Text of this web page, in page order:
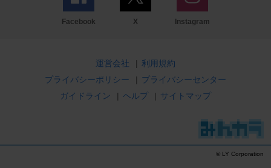
Facebook X Instagram
運営会社 | 利用規約
プライバシーポリシー
| プライバシーセンター
ガイドライン
| ヘルプ | サイトマップ
© LY Corporation